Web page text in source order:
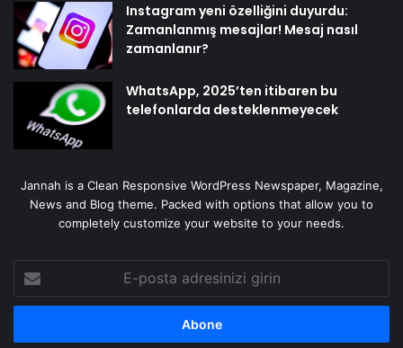
Instagram yeni özelliğini duyurdu:
Zamanlanmış mesajlar! Mesaj nasıl
zamanlanır?
WhatsApp, 2025’ten itibaren bu
telefonlarda desteklenmeyecek
Jannah is a Clean Responsive WordPress Newspaper, Magazine,
News and Blog theme. Packed with options that allow you to
completely customize your website to your needs.
posta
adresinizi